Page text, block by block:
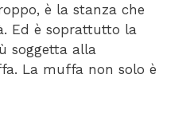
è la stanza che
Ed è soprattutto la
soggetta alla
La muffa non solo è